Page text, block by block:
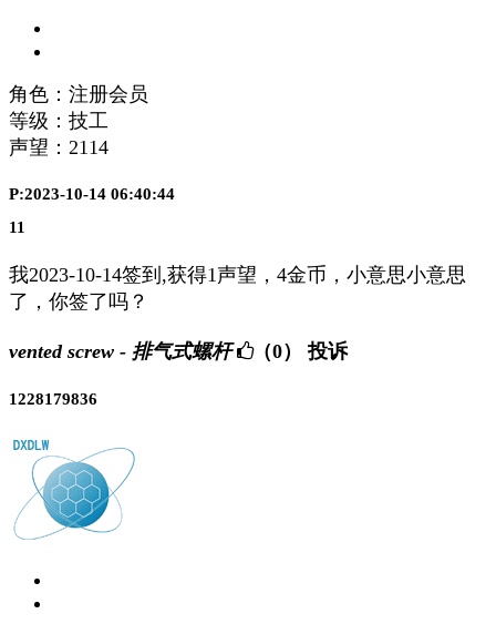
角色：注册会员
等级：技工
声望： 2114
P:2023-10-14 06:40:44
11
我2023-10-14签到,获得1声望，4金币，小意思小意思
了，你签了吗？
vented screw - 排气式螺杆 （0） 投诉
1228179836